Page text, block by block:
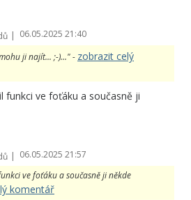
| 06.05.2025 21:40
ji najít... ;-)..." - zobrazit celý
funkci ve foťáku a současně ji
| 06.05.2025 21:57
ve foťáku a současně ji někde
komentář